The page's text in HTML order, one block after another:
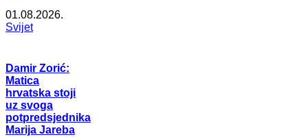
01.08.2026.
Svijet
Damir Zorić:
Matica
hrvatska stoji
uz svoga
potpredsjednika
Marija Jareba